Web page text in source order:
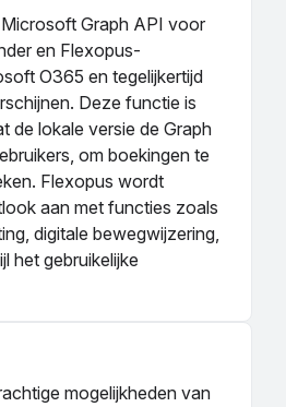
Graph API voor
en Flexopus-
O365 en tegelijkertijd
Deze functie is
de lokale versie de Graph
om boekingen te
Flexopus wordt
aan met functies zoals
digitale bewegwijzering,
het gebruikelijke
mogelijkheden van